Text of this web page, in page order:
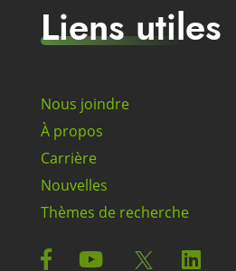
Liens utiles
Nous joindre
À propos
Carrière
Nouvelles
Thèmes de recherche